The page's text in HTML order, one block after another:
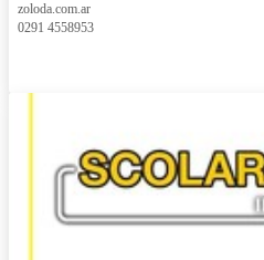
zoloda.com.ar
0291 4558953